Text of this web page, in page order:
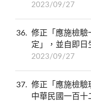
2023/09/27
36
修正「應施檢驗
定」，並自即日
2023/09/27
37
修正「應施檢驗
中華民國一百十